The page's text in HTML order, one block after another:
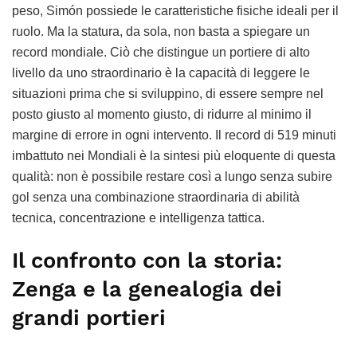
peso, Simón possiede le caratteristiche fisiche ideali per il
ruolo. Ma la statura, da sola, non basta a spiegare un
record mondiale. Ciò che distingue un portiere di alto
livello da uno straordinario è la capacità di leggere le
situazioni prima che si sviluppino, di essere sempre nel
posto giusto al momento giusto, di ridurre al minimo il
margine di errore in ogni intervento. Il record di 519 minuti
imbattuto nei Mondiali è la sintesi più eloquente di questa
qualità: non è possibile restare così a lungo senza subire
gol senza una combinazione straordinaria di abilità
tecnica, concentrazione e intelligenza tattica.
Il confronto con la storia:
Zenga e la genealogia dei
grandi portieri